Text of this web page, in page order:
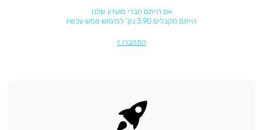
אם הייתם חברי מועדון שלנו
הייתם מקבלים 3.90 נק' למימוש ממש עכשיו
התחברו